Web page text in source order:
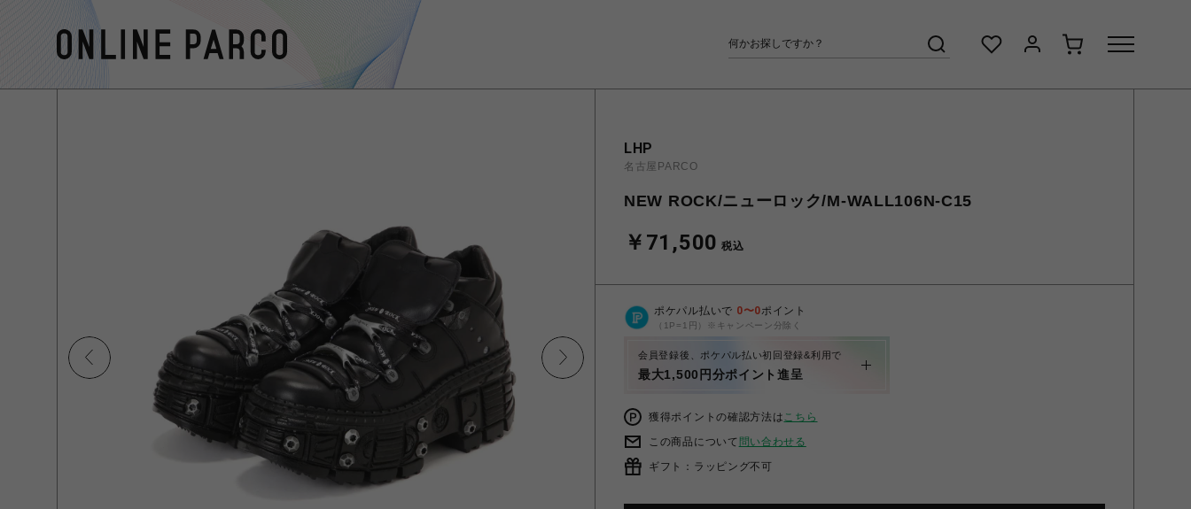
LHP
名古屋PARCO
NEW ROCK/ニューロック/M-WALL106N-C15
￥71,500 税込
ポケパル払いで 0〜0ポイント
（1P=1円）※キャンペーン分除く
会員登録後、ポケパル払い初回登録&利用で
最大1,500円分ポイント進呈
獲得ポイントの確認方法はこちら
この商品について 問い合わせる
ギフト：ラッピング不可